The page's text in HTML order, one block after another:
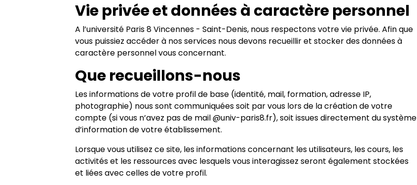
Vie privée et données à caractère personnel
A l’université Paris 8 Vincennes - Saint-Denis, nous respectons votre vie privée. Afin que
vous puissiez accéder à nos services nous devons recueillir et stocker des données à
caractère personnel vous concernant.
Que recueillons-nous
Les informations de votre profil de base (identité, mail, formation, adresse IP,
photographie) nous sont communiquées soit par vous lors de la création de votre
compte (si vous n’avez pas de mail @univ-paris8.fr), soit issues directement du système
d’information de votre établissement.
Lorsque vous utilisez ce site, les informations concernant les utilisateurs, les cours, les
activités et les ressources avec lesquels vous interagissez seront également stockées
et liées avec celles de votre profil.